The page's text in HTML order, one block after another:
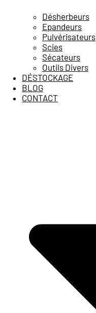
Désherbeurs
Epandeurs
Pulvérisateurs
Scies
Sécateurs
Outils Divers
DÉSTOCKAGE
BLOG
CONTACT